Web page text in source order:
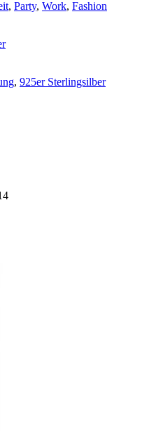
, Party, Work, Fashion
, 925er Sterlingsilber